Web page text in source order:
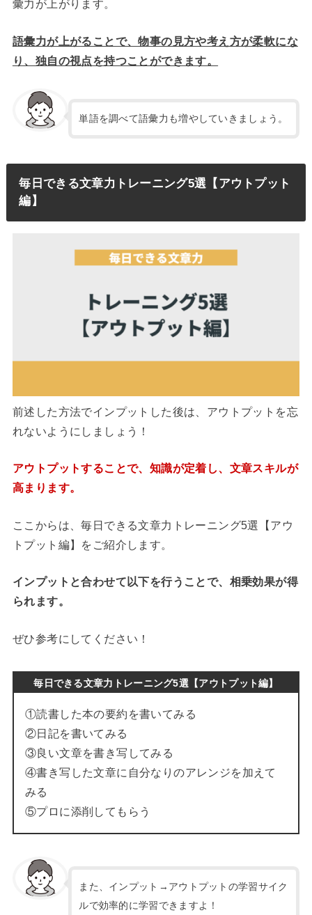
彙力が上がります。
語彙力が上がることで、物事の見方や考え方が柔軟にな
り、独自の視点を持つことができます。
単語を調べて語彙力も増やしていきましょう。
毎日できる文章力トレーニング5選【アウトプット
編】
前述した方法でインプットした後は、アウトプットを忘
れないようにしましょう！
アウトプットすることで、知識が定着し、文章スキルが
高まります。
ここからは、毎日できる文章力トレーニング5選【アウ
トプット編】をご紹介します。
インプットと合わせて以下を行うことで、相乗効果が得
られます。
ぜひ参考にしてください！
毎日できる文章力トレーニング5選【アウトプット編】
①読書した本の要約を書いてみる
②日記を書いてみる
③良い文章を書き写してみる
④書き写した文章に自分なりのアレンジを加えて
みる
⑤プロに添削してもらう
また、インプット→アウトプットの学習サイク
ルで効率的に学習できますよ！